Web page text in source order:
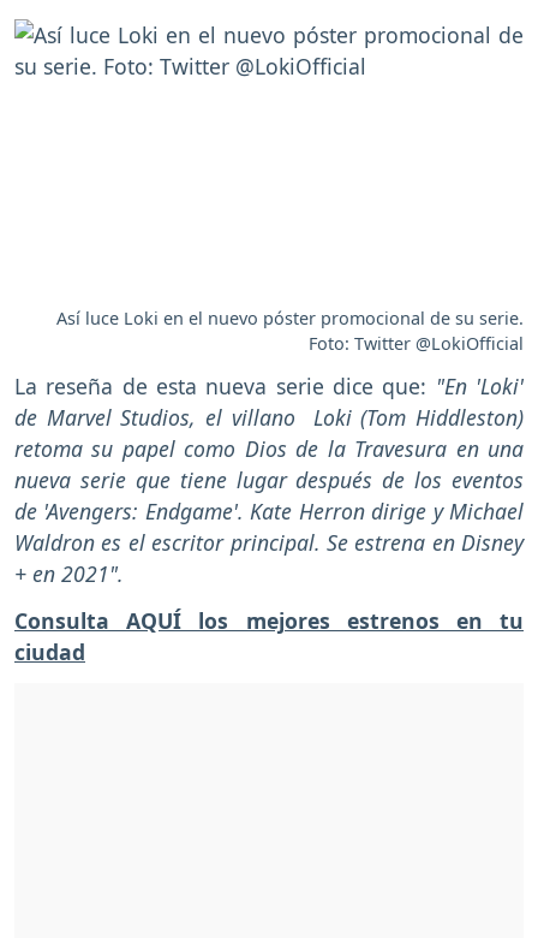
Así luce Loki en el nuevo póster promocional de su serie.
Foto: Twitter @LokiOfficial
La reseña de esta nueva serie dice que: "En 'Loki'
de Marvel Studios, el villano Loki (Tom Hiddleston)
retoma su papel como Dios de la Travesura en una
nueva serie que tiene lugar después de los eventos
de 'Avengers: Endgame'. Kate Herron dirige y Michael
Waldron es el escritor principal. Se estrena en Disney
+ en 2021".
Consulta AQUÍ los mejores estrenos en tu
ciudad